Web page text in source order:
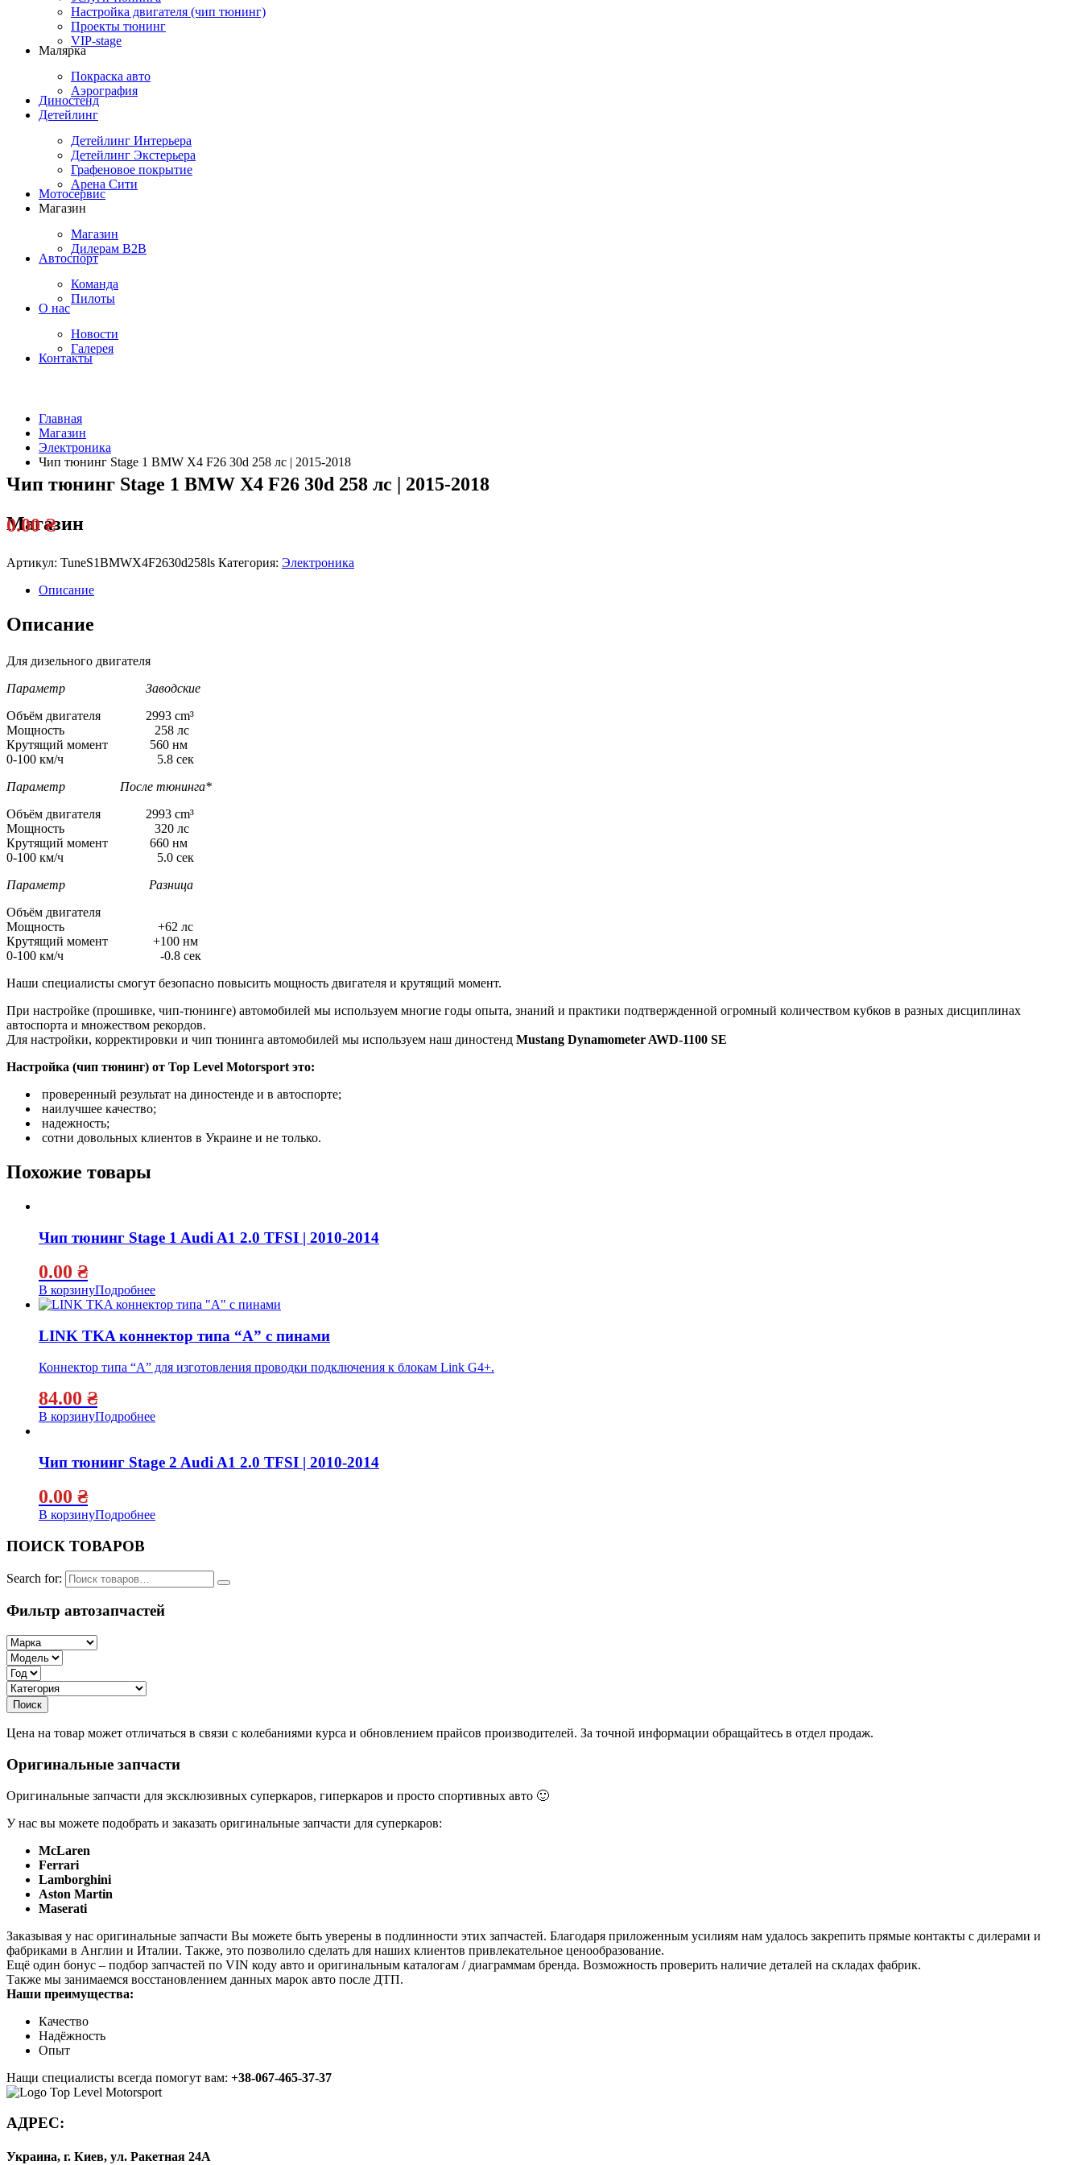
Настройка двигателя (чип тюнинг)
Проекты тюнинг
VIP-stage
Малярка
Покраска авто
Аэрография
Диностенд
Детейлинг
Детейлинг Интерьера
Детейлинг Экстерьера
Графеновое покрытие
Арена Сити
Мотосервис
Магазин
Магазин
Дилерам B2B
Автоспорт
Команда
Пилоты
О нас
Новости
Галерея
Контакты
Главная
Магазин
Электроника
Чип тюнинг Stage 1 BMW X4 F26 30d 258 лс | 2015-2018
Магазин
Чип тюнинг Stage 1 BMW X4 F26 30d 258 лс | 2015-2018
0.00₴
Артикул: TuneS1BMWX4F2630d258ls Категория: Электроника
Описание
Описание
Для дизельного двигателя
Параметр Заводские
Объём двигателя 2993 cm³
Мощность 258 лс
Крутящий момент 560 нм
0-100 км/ч 5.8 сек
Параметр После тюнинга*
Объём двигателя 2993 cm³
Мощность 320 лс
Крутящий момент 660 нм
0-100 км/ч 5.0 сек
Параметр Разница
Объём двигателя
Мощность +62 лс
Крутящий момент +100 нм
0-100 км/ч -0.8 сек
Наши специалисты смогут безопасно повысить мощность двигателя и крутящий момент.
При настройке (прошивке, чип-тюнинге) автомобилей мы используем многие годы опыта, знаний и практики подтвержденной огромный количеством кубков в разных дисциплинах
автоспорта и множеством рекордов.
Для настройки, корректировки и чип тюнинга автомобилей мы используем наш диностенд Mustang Dynamometer AWD-1100 SE
Настройка (чип тюнинг) от Top Level Motorsport это:
проверенный результат на диностенде и в автоспорте;
наилучшее качество;
надежность;
сотни довольных клиентов в Украине и не только.
Похожие товары
Чип тюнинг Stage 1 Audi A1 2.0 TFSI | 2010-2014
0.00 ₴
В корзинуПодробнее
LINK TKA коннектор типа “А” с пинами
Коннектор типа “А” для изготовления проводки подключения к блокам Link G4+.
84.00 ₴
В корзинуПодробнее
Чип тюнинг Stage 2 Audi A1 2.0 TFSI | 2010-2014
0.00 ₴
В корзинуПодробнее
ПОИСК ТОВАРОВ
Search for:
Фильтр автозапчастей
Цена на товар может отличаться в связи с колебаниями курса и обновлением прайсов производителей. За точной информации обращайтесь в отдел продаж.
Оригинальные запчасти
Оригинальные запчасти для эксклюзивных суперкаров, гиперкаров и просто спортивных авто 🙂
У нас вы можете подобрать и заказать оригинальные запчасти для суперкаров:
McLaren
Ferrari
Lamborghini
Aston Martin
Maserati
Заказывая у нас оригинальные запчасти Вы можете быть уверены в подлинности этих запчастей. Благодаря приложенным усилиям нам удалось закрепить прямые контакты с дилерами и
фабриками в Англии и Италии. Также, это позволило сделать для наших клиентов привлекательное ценообразование.
Ещё один бонус – подбор запчастей по VIN коду авто и оригинальным каталогам / диаграммам бренда. Возможность проверить наличие деталей на складах фабрик.
Также мы занимаемся восстановлением данных марок авто после ДТП.
Наши преимущества:
Качество
Надёжность
Опыт
Нащи специалисты всегда помогут вам: +38-067-465-37-37
АДРЕС:
Украина, г. Киев, ул. Ракетная 24А